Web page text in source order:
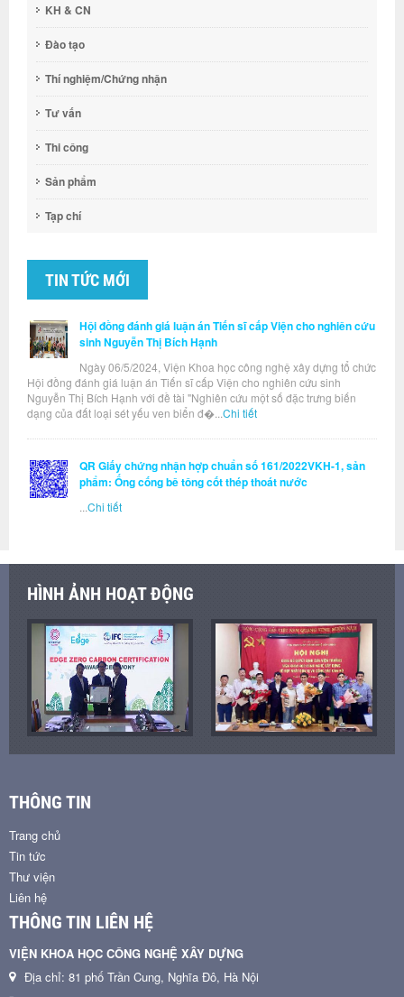
KH & CN
Đào tạo
Thí nghiệm/Chứng nhận
Tư vấn
Thi công
Sản phẩm
Tạp chí
TIN TỨC MỚI
Hội đồng đánh giá luận án Tiến sĩ cấp Viện cho nghiên cứu
sinh Nguyễn Thị Bích Hạnh
Ngày 06/5/2024, Viện Khoa học công nghệ xây dựng tổ chức
Hội đồng đánh giá luận án Tiến sĩ cấp Viện cho nghiên cứu sinh
Nguyễn Thị Bích Hạnh với đề tài "Nghiên cứu một số đặc trưng biến
dạng của đất loại sét yếu ven biển đ�... Chi tiết
QR Giấy chứng nhận hợp chuẩn số 161/2022VKH-1, sản
phẩm: Ống cống bê tông cốt thép thoát nước
Chi tiết
HÌNH ẢNH HOẠT ĐỘNG
THÔNG TIN
Trang chủ
Tin tức
Thư viện
Liên hệ
THÔNG TIN LIÊN HỆ
VIỆN KHOA HỌC CÔNG NGHỆ XÂY DỰNG
Địa chỉ: 81 phố Trần Cung, Nghĩa Đô, Hà Nội